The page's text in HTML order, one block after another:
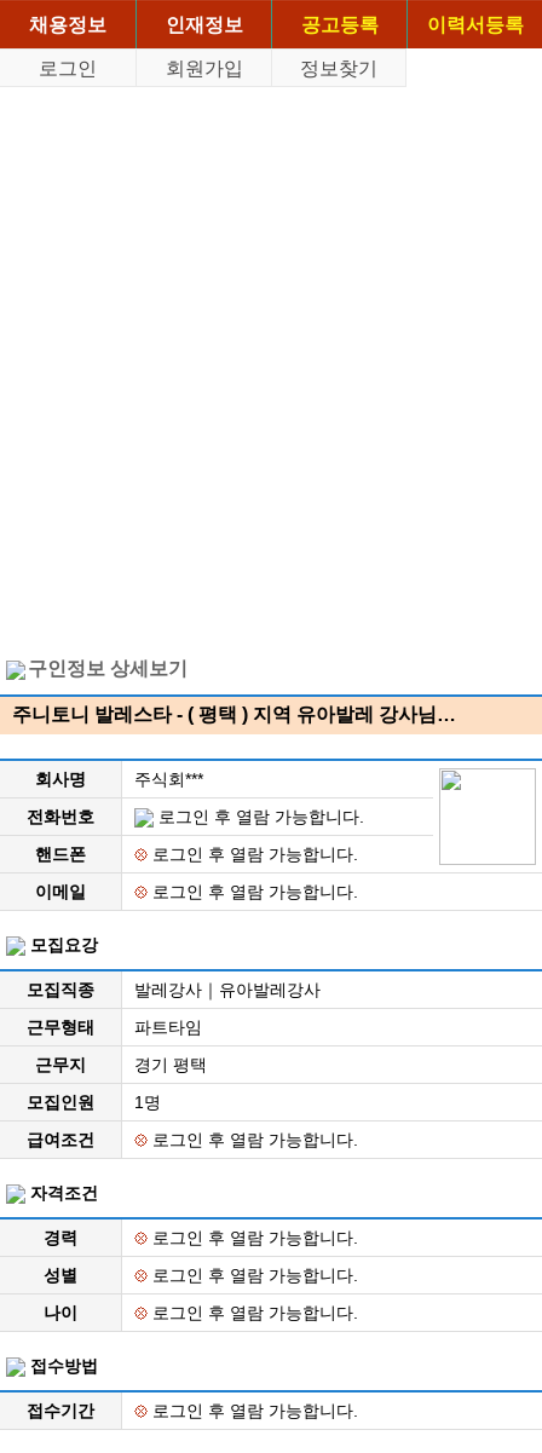
채용정보
인재정보 공고등록
이력서등록
로그인
회원가입 정보찾기
구인정보 상세보기
주니토니 발레스타 - ( 평택 ) 지역 유아발레 강사님…
회사명
주식회***
전화번호
로그인 후 열람 가능합니다.
핸드폰
로그인 후 열람 가능합니다.
이메일
로그인 후 열람 가능합니다.
모집요강
모집직종
발레강사｜유아발레강사
근무형태
파트타임
근무지
경기 평택
모집인원
1명
급여조건
로그인 후 열람 가능합니다.
자격조건
경력
로그인 후 열람 가능합니다.
성별
로그인 후 열람 가능합니다.
나이
로그인 후 열람 가능합니다.
접수방법
접수기간 로그인 후 열람 가능합니다.